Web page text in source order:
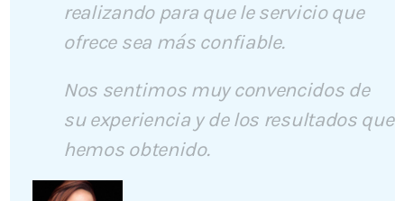
realizando para que le servicio que
ofrece sea más confiable.
Nos sentimos muy convencidos de
su experiencia y de los resultados que
hemos obtenido.